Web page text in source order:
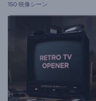
150 映像シーン